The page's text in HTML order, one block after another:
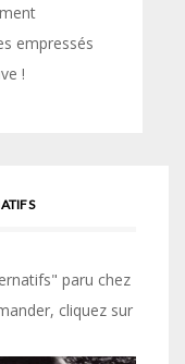
empressés
!
paru chez
cliquez sur